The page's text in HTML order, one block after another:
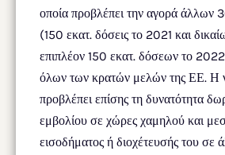
οποία προβλέπει την αγορά άλλων
(150 εκατ. δόσεις το 2021 και
επιπλέον 150 εκατ. δόσεων το
όλων των κρατών μελών της ΕΕ. Η
προβλέπει επίσης τη δυνατότητα
εμβολίου σε χώρες χαμηλού και
εισοδήματος ή διοχέτευσής του σε